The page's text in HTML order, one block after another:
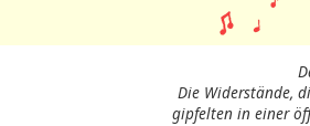
Die Widerstände,
gipfelten in einer